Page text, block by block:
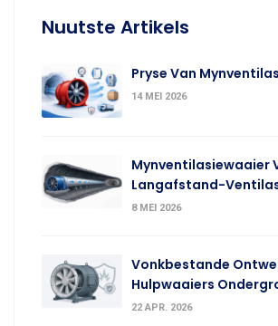
Nuutste Artikels
Pryse Van
14 MEI 2026
Mynventilasiewaaier
Langafstand-
8 MEI 2026
Vonkbestande
Hulpwaaiers
22 APR. 2026